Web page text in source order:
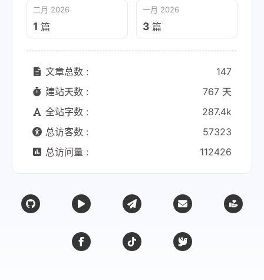
二月 2026
1 篇
一月 2026
3 篇
文章总数 :
147
建站天数 :
767 天
全站字数 :
287.4k
总访客数 :
57323
总访问量 :
112426